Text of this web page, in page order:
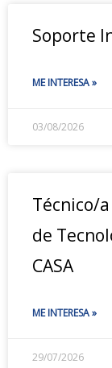
Soporte
ME INTERESA »
03/08/2026
Técnico/
de
CASA
ME INTERESA »
29/07/2026